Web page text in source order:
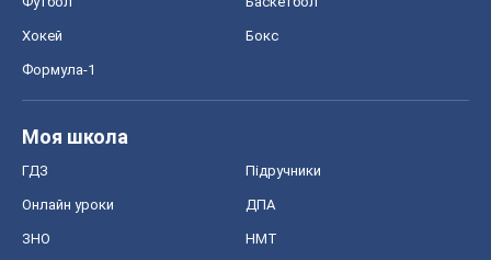
Хокей Бокс
Формула-1
Моя школа
ГДЗ Підручники
Онлайн уроки ДПА
ЗНО НМТ